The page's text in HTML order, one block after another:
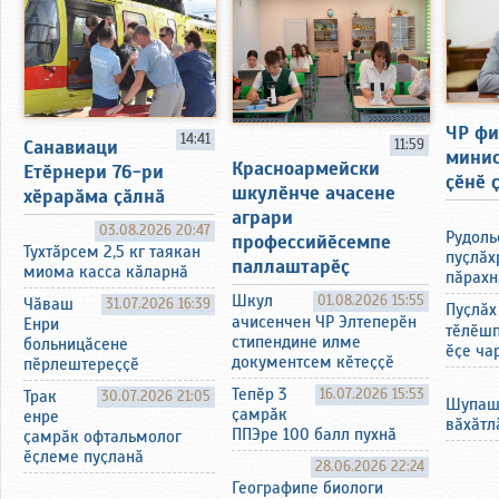
14:41
Санавиаци
Етӗрнери 76-ри
хӗрарӑма ҫӑлнӑ
03.08.2026 20:47
Тухтӑрсем 2,5 кг таякан
миома касса кӑларнӑ
31.07.2026 16:39
Чӑваш
Енри
больницӑсене
пӗрлештереҫҫӗ
30.07.2026 21:05
Трак
енре
ҫамрӑк офтальмолог
ӗҫлеме пуҫланӑ
11:59
Красноармейски
шкулӗнче ачасене
аграри
профессийӗсемпе
паллаштарӗҫ
01.08.2026 15:55
Шкул
ачисенчен ЧР Элтеперӗн
стипендине илме
документсем кӗтеҫҫӗ
16.07.2026 15:53
Тепӗр 3
ҫамрӑк
ППЭре 100 балл пухнӑ
28.06.2026 22:24
Географипе биологи
ЧР
ҫӗнӗ
Пуҫлӑх
ӗҫе